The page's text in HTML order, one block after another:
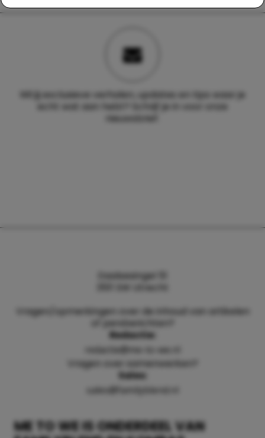
Wil jij exclusieve verhalen, updates en tips waar je
echt wat aan hebt? Schrijf je in voor onze
nieuwsbrief.
ME TO WE IS ONDERDEEL VAN
Daalsesingel 51
3511 SW Utrecht
Vragen/opmerkingen over de inhoud van artikelen
of persberichten?
Redactie:
redactie@me-to-we.nl
Vragen over samenwerken?
Sales:
sales@familyblend.nl